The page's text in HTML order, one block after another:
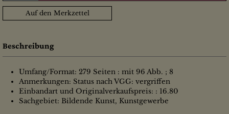
Auf den Merkzettel
Beschreibung
Umfang/Format: 279 Seiten : mit 96 Abb. ; 8
Anmerkungen: Status nach VGG: vergriffen
Einbandart und Originalverkaufspreis: : 16.80
Sachgebiet: Bildende Kunst, Kunstgewerbe